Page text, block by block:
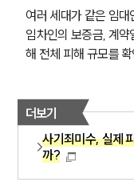
여러 세대가 같은 임
임차인의 보증금, 계약
해 전체 피해 규모를
더보기
사기죄미수, 실제
까?